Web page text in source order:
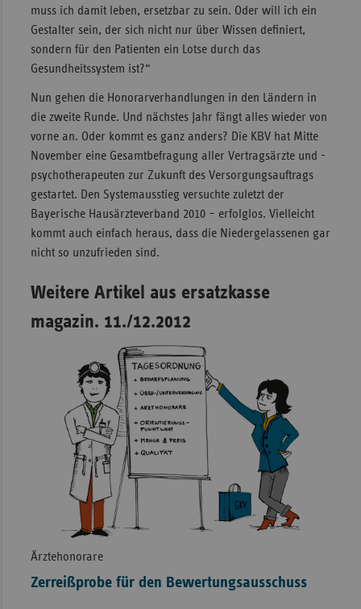
muss ich damit leben, ersetzbar zu sein. Oder will ich ein
Gestalter sein, der sich nicht nur über Wissen definiert,
sondern für den Patienten ein Lotse durch das
Gesundheitssystem ist?“
Nun gehen die Honorarverhandlungen in den Ländern in
die zweite Runde. Und nächstes Jahr fängt alles wieder von
vorne an. Oder kommt es ganz anders? Die KBV hat Mitte
November eine Gesamtbefragung aller Vertragsärzte und -
psychotherapeuten zur Zukunft des Versorgungsauftrags
gestartet. Den Systemausstieg versuchte zuletzt der
Bayerische Hausärzteverband 2010 – erfolglos. Vielleicht
kommt auch einfach heraus, dass die Niedergelassenen gar
nicht so unzufrieden sind.
Weitere Artikel aus ersatzkasse
magazin. 11./12.2012
Ärztehonorare
Zerreißprobe für den Bewertungsausschuss